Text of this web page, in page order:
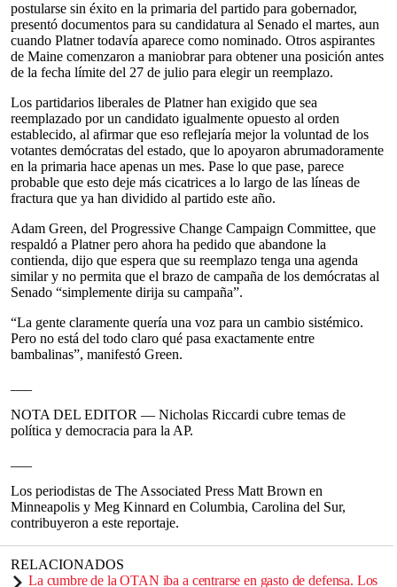
postularse sin éxito en la primaria del partido para gobernador,
presentó documentos para su candidatura al Senado el martes, aun
cuando Platner todavía aparece como nominado. Otros aspirantes
de Maine comenzaron a maniobrar para obtener una posición antes
de la fecha límite del 27 de julio para elegir un reemplazo.
Los partidarios liberales de Platner han exigido que sea
reemplazado por un candidato igualmente opuesto al orden
establecido, al afirmar que eso reflejaría mejor la voluntad de los
votantes demócratas del estado, que lo apoyaron abrumadoramente
en la primaria hace apenas un mes. Pase lo que pase, parece
probable que esto deje más cicatrices a lo largo de las líneas de
fractura que ya han dividido al partido este año.
Adam Green, del Progressive Change Campaign Committee, que
respaldó a Platner pero ahora ha pedido que abandone la
contienda, dijo que espera que su reemplazo tenga una agenda
similar y no permita que el brazo de campaña de los demócratas al
Senado “simplemente dirija su campaña”.
“La gente claramente quería una voz para un cambio sistémico.
Pero no está del todo claro qué pasa exactamente entre
bambalinas”, manifestó Green.
NOTA DEL EDITOR — Nicholas Riccardi cubre temas de
política y democracia para la AP.
Los periodistas de The Associated Press Matt Brown en
Minneapolis y Meg Kinnard en Columbia, Carolina del Sur,
contribuyeron a este reportaje.
RELACIONADOS
La cumbre de la OTAN iba a centrarse en gasto de defensa. Los